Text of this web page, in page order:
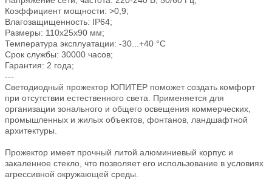
Коэффициент мощности: >0,9;
Влагозащищенность: IP64;
Размеры: 110x25x90 мм;
Температура эксплуатации: -30...+40 °С
Срок службы: 30000 часов;
Гарантия: 2 года;
---
Светодиодный прожектор ЮПИТЕР поможет создать комфорт
при отсутствии естественного света. Применяется для
организации зонального и общего освещения коммерческих,
промышленных и жилых объектов, фонтанов, ландшафтной
архитектуры.
Прожектор имеет прочный литой алюминиевый корпус и
закаленное стекло, что позволяет его использование в условиях
агрессивной окружающей среды.